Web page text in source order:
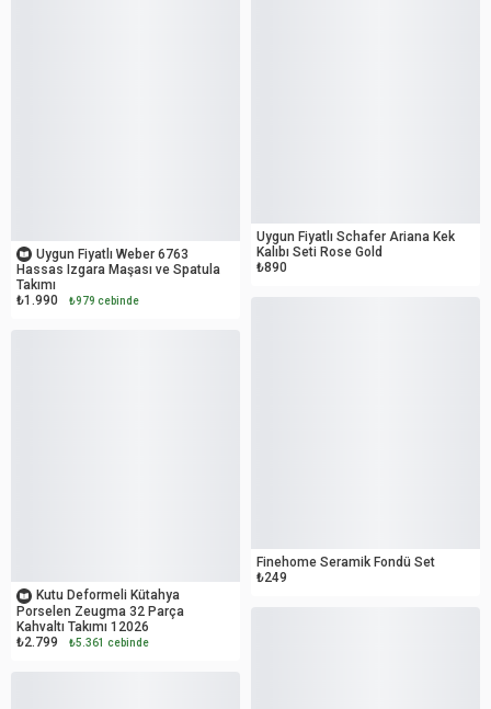
Uygun Fiyatlı Weber 6763
Hassas Izgara Maşası ve Spatula
Takımı
₺1.990
₺979 cebinde
Kutu Deformeli Kütahya
Porselen Zeugma 32 Parça
Kahvaltı Takımı 12026
₺2.799
₺5.361 cebinde
Uygun Fiyatlı Schafer Ariana Kek
Kalıbı Seti Rose Gold
₺890
Finehome Seramik Fondü Set
₺249